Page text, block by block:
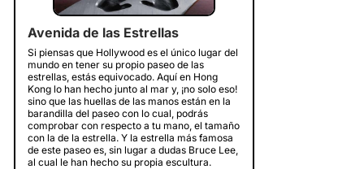
Avenida de las Estrellas
Si piensas que Hollywood es el único lugar del
mundo en tener su propio paseo de las
estrellas, estás equivocado. Aquí en Hong
Kong lo han hecho junto al mar y, ¡no solo eso!
sino que las huellas de las manos están en la
barandilla del paseo con lo cual, podrás
comprobar con respecto a tu mano, el tamaño
con la de la estrella. Y la estrella más famosa
de este paseo es, sin lugar a dudas Bruce Lee,
al cual le han hecho su propia escultura.